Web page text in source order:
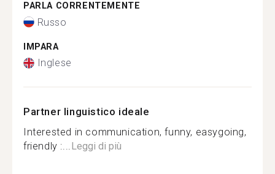
PARLA CORRENTEMENTE
Russo
IMPARA
Inglese
Partner linguistico ideale
Interested in communication, funny, easygoing,
friendly :...Leggi di più